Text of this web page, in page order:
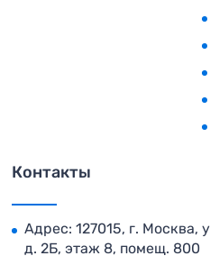
Контакты
Адрес: 127015, г. Москва,
д. 2Б, этаж 8, помещ. 800